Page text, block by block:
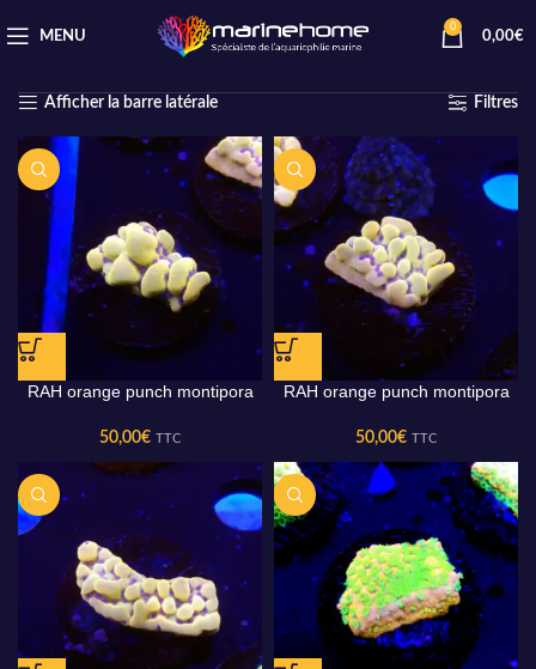
MENU
0
0,00€
Coraux SPS
Afficher la barre latérale Filtres
RAH orange punch montipora
50,00€ TTC
RAH orange punch montipora
50,00€ TTC